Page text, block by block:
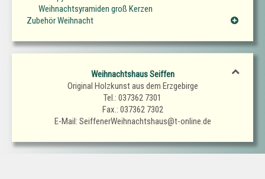
Weihnachtsyramiden groß Kerzen
Zubehör Weihnacht
Weihnachtshaus Seiffen
Original Holzkunst aus dem Erzgebirge
Tel.: 037362 7301
Fax.: 037362 7302
E-Mail: SeiffenerWeihnachtshaus@t-online.de